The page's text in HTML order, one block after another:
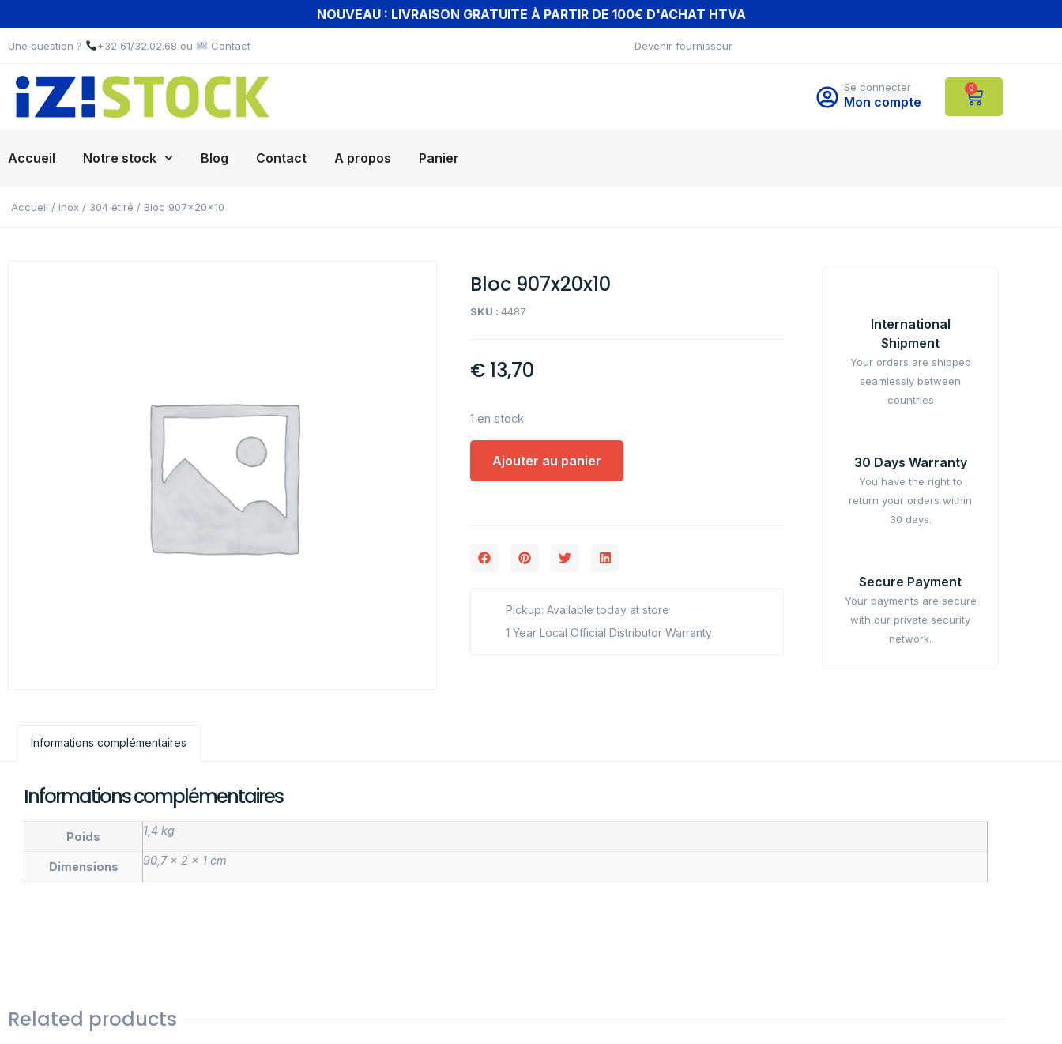
NOUVEAU : LIVRAISON GRATUITE À PARTIR DE 100€ D'ACHAT HTVA
Une question ? +32 61/32.02.68 ou Contact Devenir fournisseur
Se connecter
Mon compte
0
Accueil Notre stock Blog Contact A propos Panier
Accueil / Inox / 304 étiré / Bloc 907x20x10
Bloc 907x20x10
SKU :4487
€ 13,70
1 en stock
Ajouter au panier
Pickup: Available today at store
1 Year Local Official Distributor Warranty
International
Shipment
Your orders are shipped
seamlessly between
countries
30 Days Warranty
You have the right to
return your orders within
30 days.
Secure Payment
Your payments are secure
with our private security
network.
Informations complémentaires
Informations complémentaires
Poids 1,4 kg
Dimensions 90,7 × 2 × 1 cm
Related products